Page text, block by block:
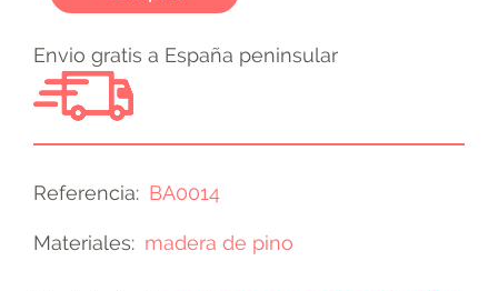
Envio gratis a España peninsular
Referencia BA0014
Materiales madera de pino